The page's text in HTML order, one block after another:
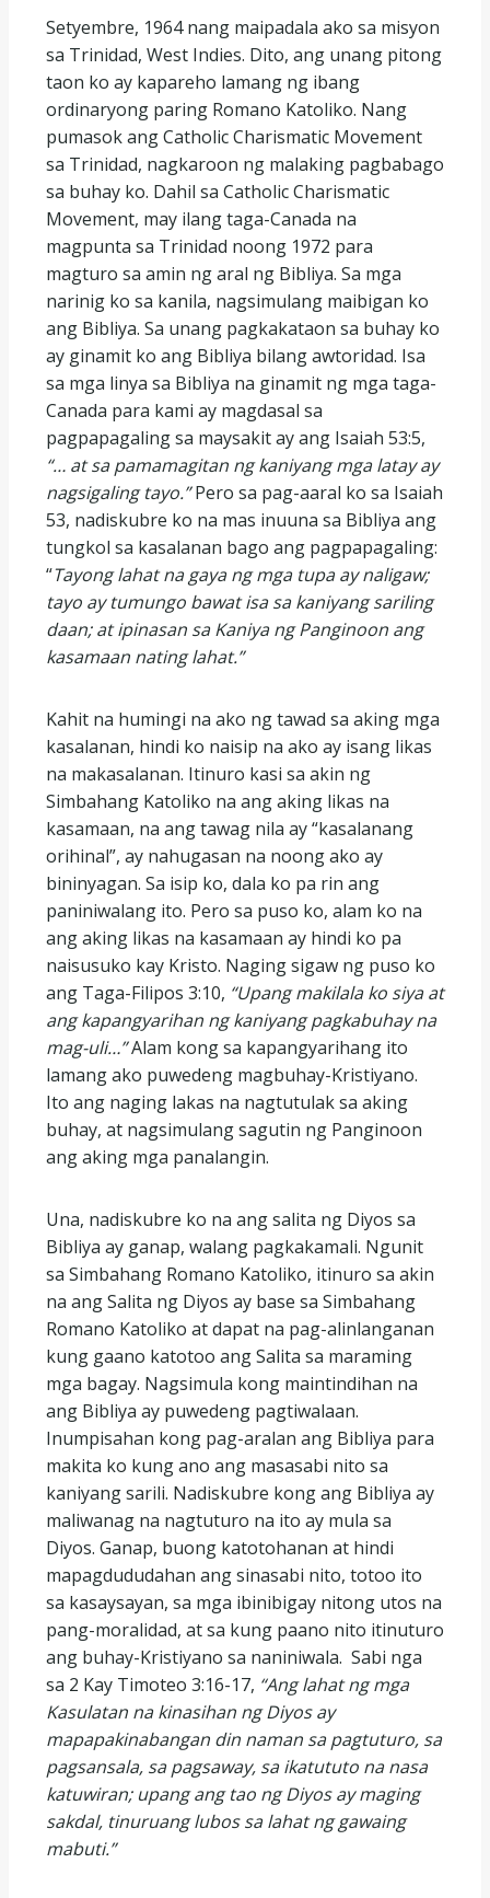
Setyembre, 1964 nang maipadala ako sa misyon
sa Trinidad, West Indies. Dito, ang unang pitong
taon ko ay kapareho lamang ng ibang
ordinaryong paring Romano Katoliko. Nang
pumasok ang Catholic Charismatic Movement
sa Trinidad, nagkaroon ng malaking pagbabago
sa buhay ko. Dahil sa Catholic Charismatic
Movement, may ilang taga-Canada na
magpunta sa Trinidad noong 1972 para
magturo sa amin ng aral ng Bibliya. Sa mga
narinig ko sa kanila, nagsimulang maibigan ko
ang Bibliya. Sa unang pagkakataon sa buhay ko
ay ginamit ko ang Bibliya bilang awtoridad. Isa
sa mga linya sa Bibliya na ginamit ng mga taga-
Canada para kami ay magdasal sa
pagpapagaling sa maysakit ay ang Isaiah 53:5,
“… at sa pamamagitan ng kaniyang mga latay ay
nagsigaling tayo.”Pero sa pag-aaral ko sa Isaiah
53, nadiskubre ko na mas inuuna sa Bibliya ang
tungkol sa kasalanan bago ang pagpapagaling:
“Tayong lahat na gaya ng mga tupa ay naligaw;
tayo ay tumungo bawat isa sa kaniyang sariling
daan; at ipinasan sa Kaniya ng Panginoon ang
kasamaan nating lahat.”
Kahit na humingi na ako ng tawad sa aking mga
kasalanan, hindi ko naisip na ako ay isang likas
na makasalanan. Itinuro kasi sa akin ng
Simbahang Katoliko na ang aking likas na
kasamaan, na ang tawag nila ay “kasalanang
orihinal”, ay nahugasan na noong ako ay
bininyagan. Sa isip ko, dala ko pa rin ang
paniniwalang ito. Pero sa puso ko, alam ko na
ang aking likas na kasamaan ay hindi ko pa
naisusuko kay Kristo. Naging sigaw ng puso ko
ang Taga-Filipos 3:10, “Upang makilala ko siya at
ang kapangyarihan ng kaniyang pagkabuhay na
mag-uli…”Alam kong sa kapangyarihang ito
lamang ako puwedeng magbuhay-Kristiyano.
Ito ang naging lakas na nagtutulak sa aking
buhay, at nagsimulang sagutin ng Panginoon
ang aking mga panalangin.
Una, nadiskubre ko na ang salita ng Diyos sa
Bibliya ay ganap, walang pagkakamali. Ngunit
sa Simbahang Romano Katoliko, itinuro sa akin
na ang Salita ng Diyos ay base sa Simbahang
Romano Katoliko at dapat na pag-alinlanganan
kung gaano katotoo ang Salita sa maraming
mga bagay. Nagsimula kong maintindihan na
ang Bibliya ay puwedeng pagtiwalaan.
Inumpisahan kong pag-aralan ang Bibliya para
makita ko kung ano ang masasabi nito sa
kaniyang sarili. Nadiskubre kong ang Bibliya ay
maliwanag na nagtuturo na ito ay mula sa
Diyos. Ganap, buong katotohanan at hindi
mapagdududahan ang sinasabi nito, totoo ito
sa kasaysayan, sa mga ibinibigay nitong utos na
pang-moralidad, at sa kung paano nito itinuturo
ang buhay-Kristiyano sa naniniwala. Sabi nga
sa 2 Kay Timoteo 3:16-17, “Ang lahat ng mga
Kasulatan na kinasihan ng Diyos ay
mapapakinabangan din naman sa pagtuturo, sa
pagsansala, sa pagsaway, sa ikatututo na nasa
katuwiran; upang ang tao ng Diyos ay maging
sakdal, tinuruang lubos sa lahat ng gawaing
mabuti.”